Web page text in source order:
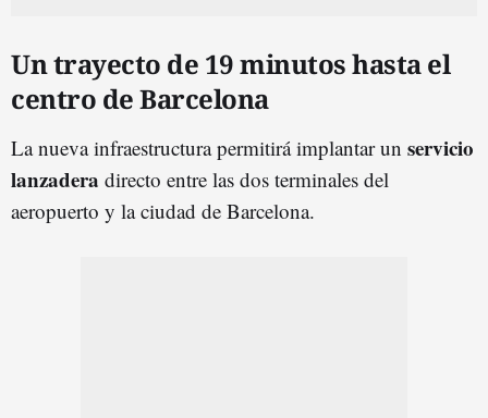
Un trayecto de 19 minutos hasta el
centro de Barcelona
La nueva infraestructura permitirá implantar un servicio
lanzadera directo entre las dos terminales del
aeropuerto y la ciudad de Barcelona.